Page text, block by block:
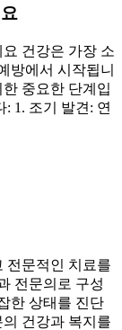
건강은 가장 소
방에서 시작됩니
중요한 단계입
1. 조기 발견: 연
전문적인 치료를
전문의로 구성
한 상태를 진단
건강과 복지를